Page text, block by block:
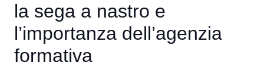
la sega a nastro e
l’importanza dell’agenzia
formativa